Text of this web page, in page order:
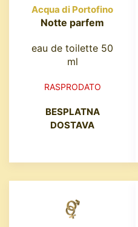
Acqua di Portofino
Notte parfem
eau de toilette 50
ml
RASPRODATO
BESPLATNA
DOSTAVA